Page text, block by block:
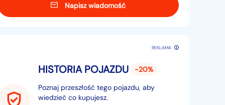
Napisz wiadomość
REKLAMA
HISTORIA POJAZDU
-20%
Poznaj przeszłość tego pojazdu, aby
wiedzieć co kupujesz.